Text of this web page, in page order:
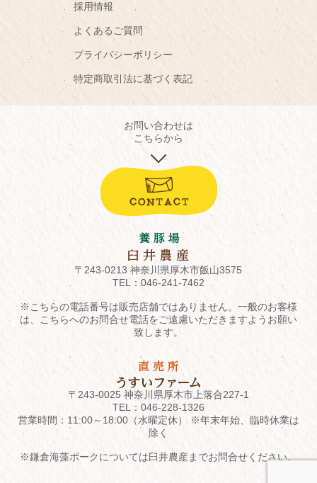
採用情報
よくあるご質問
プライバシーポリシー
特定商取引法に基づく表記
お問い合わせは
こちらから
〒243-0213 神奈川県厚木市飯山3575
TEL：046-241-7462
※こちらの電話番号は販売店舗ではありません。一般のお客様
は、こちらへのお問合せ電話をご遠慮いただきますようお願い
致します。
〒243-0025 神奈川県厚木市上落合227-1
TEL： 046-228-1326
営業時間：11:00～18:00（水曜定休） ※年末年始、臨時休業は
除く
※鎌倉海藻ポークについては臼井農産までお問合せください。